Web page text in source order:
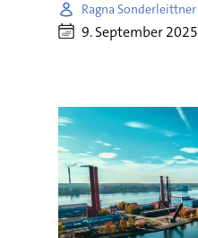
Ragna Sonderleittner
9. September 2025